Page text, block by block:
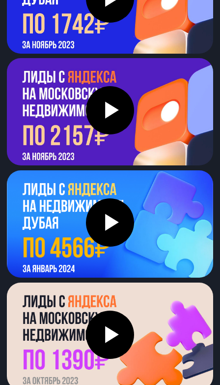
Получить консультацию
Добиваемся результатов
в первый
месяц сотрудничества
2
3
Подготовка
к запуску рекламы
Настраиваем метрики, ставим
цели на рекламный канал
и готовим гипотезы
рекламы
Тестируем гипотезы
на маленьком бюджете
Результат
первого месяца
Находим рабочие связки,
точные данные по стоимости
лидов и первые деньги в кассе